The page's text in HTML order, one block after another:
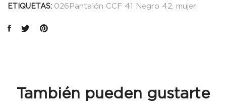
ETIQUETAS: 026Pantalón CCF 41 Negro 42 mujer
También pueden gustarte